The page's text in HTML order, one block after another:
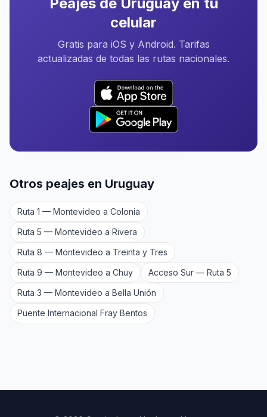
celular
Gratis para iOS y Android. Tarifas
actualizadas de todas las rutas nacionales.
Otros peajes en Uruguay
Ruta 1 — Montevideo a Colonia
Ruta 5 — Montevideo a Rivera
Ruta 8 — Montevideo a Treinta y Tres
Ruta 9 — Montevideo a Chuy
Acceso Sur — Ruta 5
Ruta 3 — Montevideo a Bella Unión
Puente Internacional Fray Bentos